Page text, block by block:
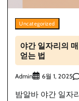
Uncategorized
야간 일자리의
얻는 법
Admin 6월 1, 2025
밤알바 야간 일자